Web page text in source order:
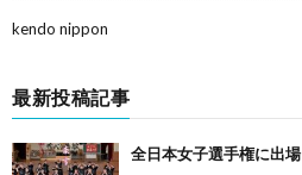
kendo nippon
最新投稿記事
全日本女子選手権に出場